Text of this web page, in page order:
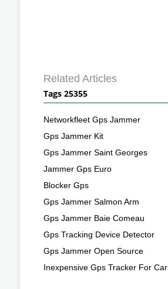
Related Articles
Tags 25355
Networkfleet Gps Jammer
Gps Jammer Kit
Gps Jammer Saint Georges
Jammer Gps Euro
Blocker Gps
Gps Jammer Salmon Arm
Gps Jammer Baie Comeau
Gps Tracking Device Detector
Gps Jammer Open Source
Inexpensive Gps Tracker For Car